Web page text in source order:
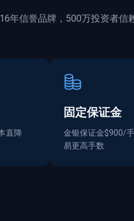
年信誉品牌，500万投资者信
直降
固定保证金
金银保证金$900/
易更高手数